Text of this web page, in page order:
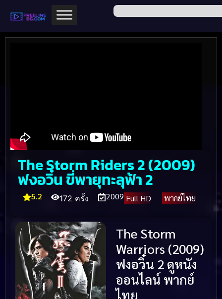
The Storm Riders 2 (2009)
ฟงอวิ๋น ขี่พายุทะลุฟ้า 2
5.2 172 ครั้ง 2009 Full HD พากย์ไทย
The Storm
Warriors (2009)
ฟงอวิ๋น 2 ดูหนัง
ออนไลน์ พากย์
ไทย